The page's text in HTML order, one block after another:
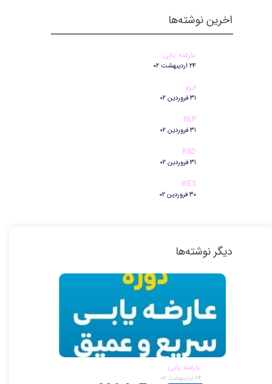
اخرین نوشته‌ها
عارضه یابی
۲۴ اردیبهشت ۰۲
ایزو
۳۱ فروردین ۰۲
NLP
۳۱ فروردین ۰۲
R&D
۳۱ فروردین ۰۲
WES
۳۰ فروردین ۰۲
دیگر نوشته‌ها
عارضه یابی
۲۴ اردیبهشت ۰۲